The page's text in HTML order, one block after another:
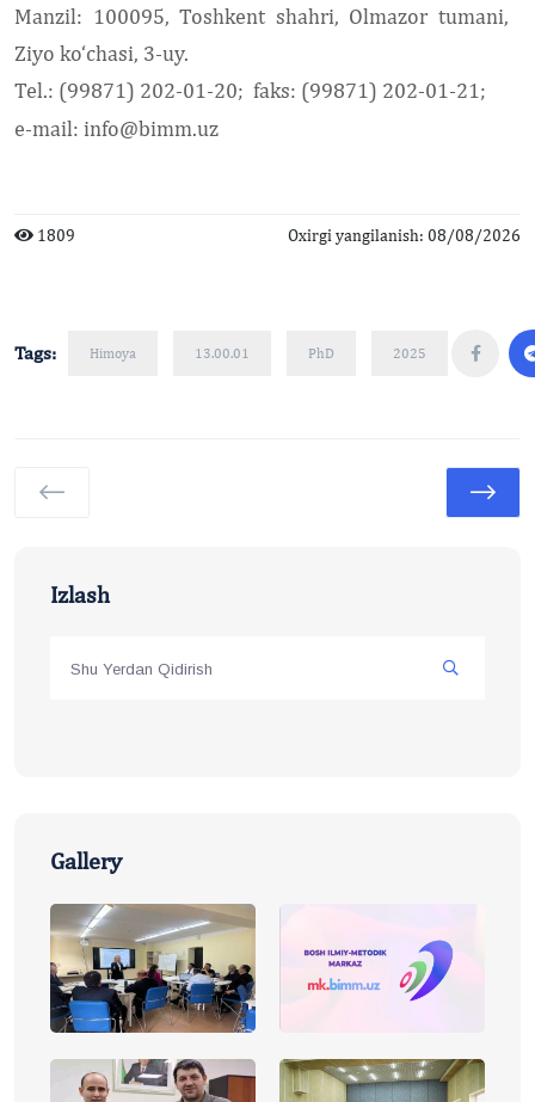
Manzil: 100095, Toshkent shahri, Olmazor tumani,
Ziyo ko‘chasi, 3-uy.
Tel.: (99871) 202-01-20; faks: (99871) 202-01-21;
e-mail: info@bimm.uz
1809 Oxirgi yangilanish: 08/08/2026
Tags: Himoya 13.00.01 PhD 2025
Izlash
Gallery